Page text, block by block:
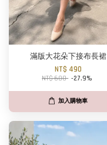
滿版大花朵下接布長裙
NT$ 490
NT$ 680 -27.9%
加入購物車